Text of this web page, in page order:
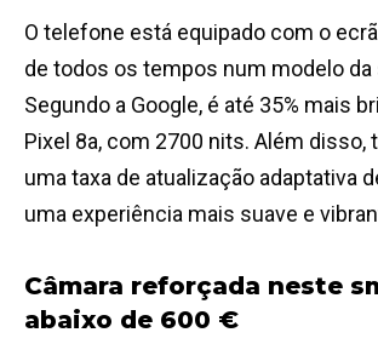
O telefone está equipado com o
de todos os tempos num modelo da
Segundo a Google, é até 35% mais
Pixel 8a, com 2700 nits. Além disso,
uma taxa de atualização adaptativa
uma experiência mais suave e
Câmara reforçada neste
abaixo de 600 €